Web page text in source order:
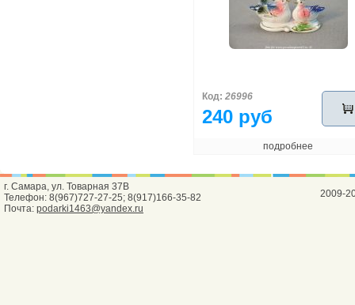
Код: 26996
240 руб
подробнее
г. Самара, ул. Товарная 37В
Телефон: 8(967)727-27-25; 8(917)166-35-82
Почта: podarki1463@yandex.ru
2009-